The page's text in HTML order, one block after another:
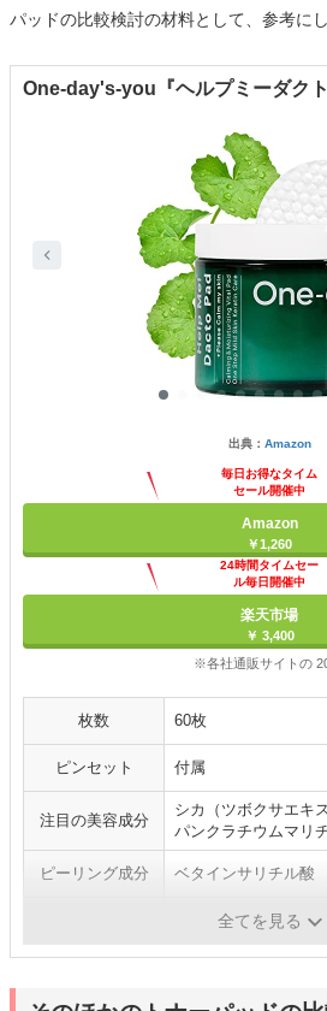
パッドの比較検討の材料として、参考に
One-day's-you『ヘルプミーダクト
出典： Amazon
毎日お得なタイム
セール開催中
Amazon
￥1,260
24時間タイムセー
ル毎日開催中
楽天市場
￥ 3,400
※各社通販サイトの
枚数 60枚
ピンセット 付属
注目の美容成分
シカ（ツボクサエキ
パンクラチウムマリ
ピーリング成分 ベタインサリチル酸
ハーブ系のさわやか
全てを見る